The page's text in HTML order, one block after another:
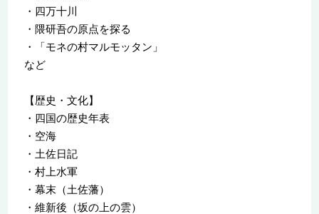
・四万十川
・隈研吾の原点を探る
・「モネの村マルモッタン」
など
【歴史・文化】
・四国の歴史年表
・空海
・土佐日記
・村上水軍
・幕末（土佐藩）
・維新後（坂の上の雲）